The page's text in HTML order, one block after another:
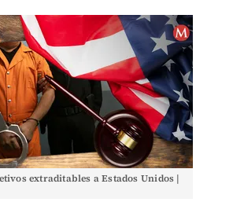
extraditables a Estados Unidos |